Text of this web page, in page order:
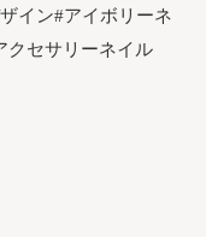
イン#アイボリーネ
クセサリーネイル